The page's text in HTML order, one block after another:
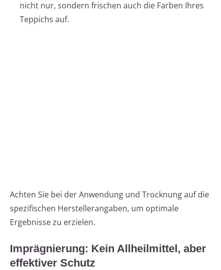
nicht nur, sondern frischen auch die Farben Ihres
Teppichs auf.
Achten Sie bei der Anwendung und Trocknung auf die
spezifischen Herstellerangaben, um optimale
Ergebnisse zu erzielen.
Imprägnierung: Kein Allheilmittel, aber
effektiver Schutz